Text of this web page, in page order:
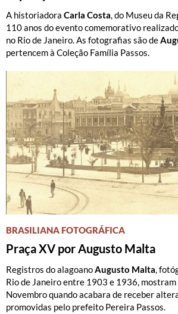
A historiadora Carla Costa, do Museu da
110 anos do evento comemorativo
no Rio de Janeiro. As fotografias são de
pertencem à Coleção Família Passos.
BRASILIANA FOTOGRÁFICA
Praça XV por Augusto Malta
Registros do alagoano Augusto Malta ,
Rio de Janeiro entre 1903 e 1936, mostram
Novembro quando acabara de receber
promovidas pelo prefeito Pereira Passos.